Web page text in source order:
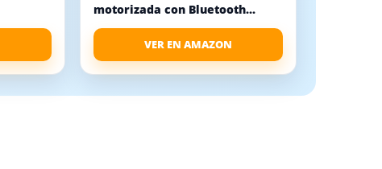
motorizada con Bluetooth...
VER EN AMAZON